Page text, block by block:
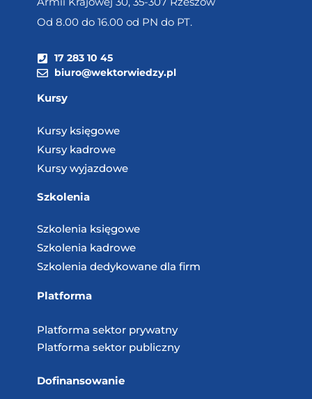
Od 8.00 do 16.00 od PN do PT.
17 283 10 45
biuro@wektorwiedzy.pl
Kursy
Kursy księgowe
Kursy kadrowe
Kursy wyjazdowe
Szkolenia
Szkolenia księgowe
Szkolenia kadrowe
Szkolenia dedykowane dla firm
Platforma
Platforma sektor prywatny
Platforma sektor publiczny
Dofinansowanie